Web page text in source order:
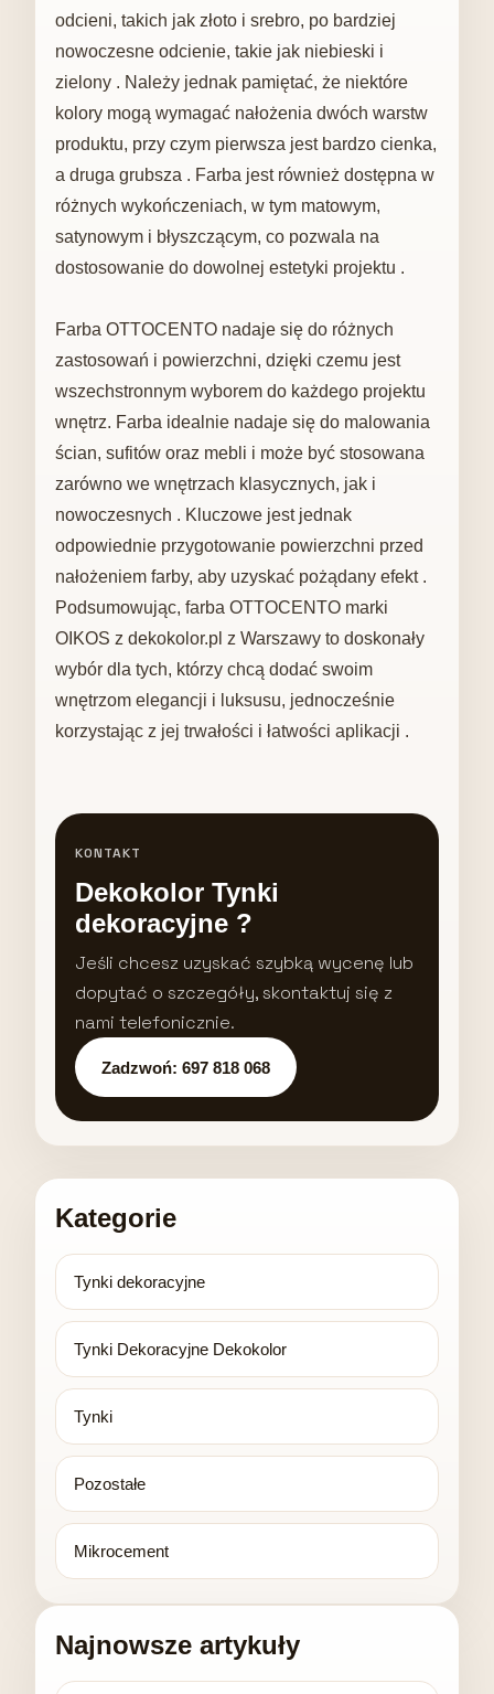
odcieni, takich jak złoto i srebro, po bardziej
nowoczesne odcienie, takie jak niebieski i
zielony . Należy jednak pamiętać, że niektóre
kolory mogą wymagać nałożenia dwóch warstw
produktu, przy czym pierwsza jest bardzo cienka,
a druga grubsza . Farba jest również dostępna w
różnych wykończeniach, w tym matowym,
satynowym i błyszczącym, co pozwala na
dostosowanie do dowolnej estetyki projektu .
Farba OTTOCENTO nadaje się do różnych
zastosowań i powierzchni, dzięki czemu jest
wszechstronnym wyborem do każdego projektu
wnętrz. Farba idealnie nadaje się do malowania
ścian, sufitów oraz mebli i może być stosowana
zarówno we wnętrzach klasycznych, jak i
nowoczesnych . Kluczowe jest jednak
odpowiednie przygotowanie powierzchni przed
nałożeniem farby, aby uzyskać pożądany efekt .
Podsumowując, farba OTTOCENTO marki
OIKOS z dekokolor.pl z Warszawy to doskonały
wybór dla tych, którzy chcą dodać swoim
wnętrzom elegancji i luksusu, jednocześnie
korzystając z jej trwałości i łatwości aplikacji .
KONTAKT
Dekokolor Tynki
dekoracyjne ?
Jeśli chcesz uzyskać szybką wycenę lub
dopytać o szczegóły, skontaktuj się z
nami telefonicznie.
Zadzwoń: 697 818 068
Kategorie
Tynki dekoracyjne
Tynki Dekoracyjne Dekokolor
Tynki
Pozostałe
Mikrocement
Najnowsze artykuły